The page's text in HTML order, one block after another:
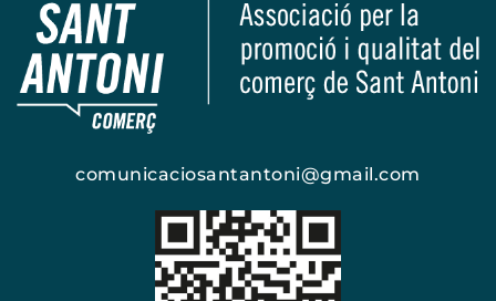
comunicaciosantantoni@gmail.com